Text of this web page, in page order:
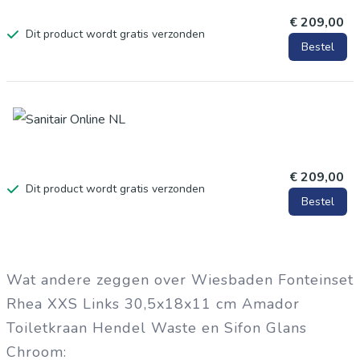
Dit product wordt gratis verzonden
€ 209,00
Bestel
Dit product wordt gratis verzonden
€ 209,00
Bestel
Wat andere zeggen over Wiesbaden Fonteinset
Rhea XXS Links 30,5x18x11 cm Amador
Toiletkraan Hendel Waste en Sifon Glans
Chroom: